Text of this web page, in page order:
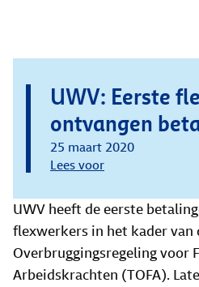
UWV: Eerste
ontvangen
25 maart 2020
Lees voor
UWV heeft de eerste
flexwerkers in het kader van
Overbruggingsregeling voor
Arbeidskrachten (TOFA).